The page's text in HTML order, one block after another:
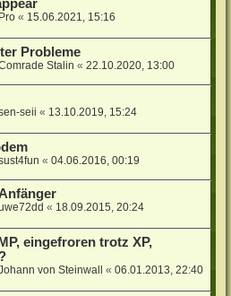
Pro « 15.06.2021, 15:16
Probleme
Stalin «22.10.2020, 13:00
seii « 13.10.2019, 15:24
«04.06.2016, 00:19
« 18.09.2015, 20:24
eingefroren trotz XP,
von Steinwall «06.01.2013, 22:40